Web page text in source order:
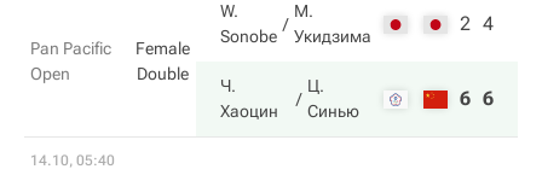
Pan Pacific
Open
Female
Double
W.
Sonobe
М.
Укидзима
2 4
Ч.
Хаоцин
Ц.
Синью
6 6
14.10, 05:40